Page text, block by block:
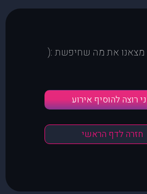
מצאנו את מה שחיפשת :(
רוצה להוסיף אירוע
חזרה לדף הראשי